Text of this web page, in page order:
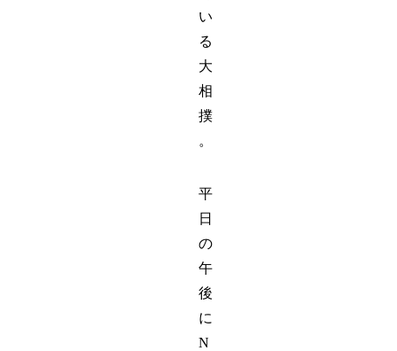
い
る
大
相
撲
。
平
日
の
午
後
に
N